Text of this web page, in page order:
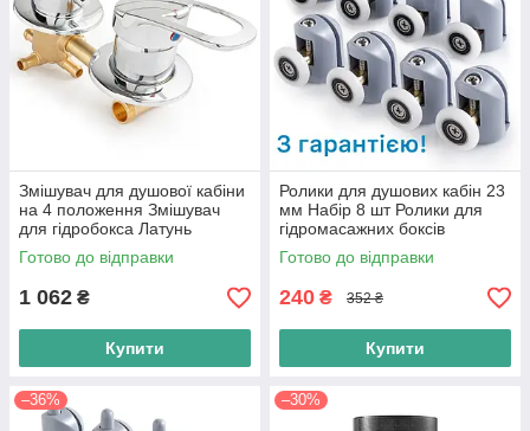
Змішувач для душової кабіни
на 4 положення Змішувач
для гідробокса Латунь
Готово до відправки
1 062 ₴
Купити
Ролики для душових кабін 23
мм Набір 8 шт Ролики для
гідромасажних боксів
Готово до відправки
240 ₴ 352 ₴
Купити
–36% –30%